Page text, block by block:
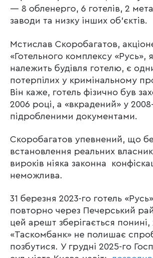
— 8 обленерго, 6 готелів, 2
заводи та низку інших об’єктів.
Мстислав Скоробагатов,
«Готельного комплексу «Русь»,
належить будівля готелю, є
потерпілих у кримінальному
Він каже, готель фізично був
2006 році, а «вкрадений» у
підробленими документами.
Скоробагатов упевнений, що
встановлення реальних
вироків ніяка законна
неможлива.
31 березня 2023-го готель
повторно через Печерський
цей арешт зберігається понині,
«Таскомбанк» не полишає
позбутися. У грудні 2025-го